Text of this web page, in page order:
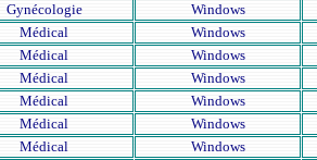
Gynécologie Windows
Médical Windows
Médical Windows
Médical Windows
Médical Windows
Médical Windows
Médical Windows